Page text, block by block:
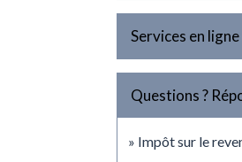
Services en
Questions ?
Impôt sur le